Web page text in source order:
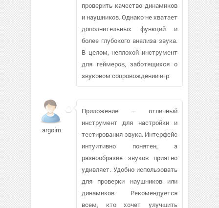
проверить качество динамиков
и наушников. Однако не хватает
дополнительных функций и
более глубокого анализа звука.
В целом, неплохой инструмент
для геймеров, заботящихся о
звуковом сопровождении игр.
argoim
Приложение — отличный
инструмент для настройки и
тестирования звука. Интерфейс
интуитивно понятен, а
разнообразие звуков приятно
удивляет. Удобно использовать
для проверки наушников или
динамиков. Рекомендуется
всем, кто хочет улучшить